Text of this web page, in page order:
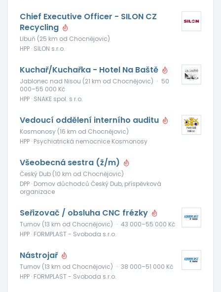
Chief Executive Officer - SILON CZ
Recycling
Libuň (25 km od Chocnějovic)
HPP · SILON s.r.o.
Kuchař/Kuchařka - Hotel Na Baště
Jablonec nad Nisou (21 km od Chocnějovic) · 50
000–55 000 Kč
HPP · SNAKE spol. s r.o.
Vedoucí oddělení interního auditu
Kosmonosy (16 km od Chocnějovic)
HPP · Psychiatrická nemocnice Kosmonosy
Všeobecná sestra (ž/m)
Český Dub (10 km od Chocnějovic)
DPP · Domov důchodců Český Dub, příspěvková
organizace
Seřizovač / obsluha CNC frézky
Turnov (13 km od Chocnějovic) · 43 000–55 000 Kč
HPP · FORMPLAST - Svoboda s.r.o.
Nástrojař
Turnov (13 km od Chocnějovic) · 38 000–51 000 Kč
HPP · FORMPLAST - Svoboda s.r.o.